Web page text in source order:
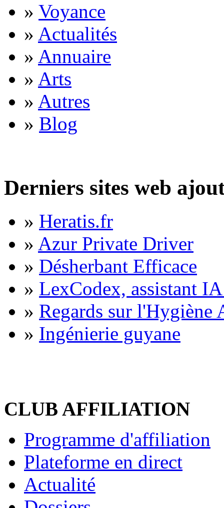
» Voyance
» Actualités
» Annuaire
» Arts
» Autres
» Blog
Derniers sites web
» Heratis.fr
» Azur Private Driver
» Désherbant Efficace
» LexCodex, assistant
» Regards sur l'Hygiène
» Ingénierie guyane
CLUB AFFILIATION
Programme d'affiliation
Plateforme en direct
Actualité